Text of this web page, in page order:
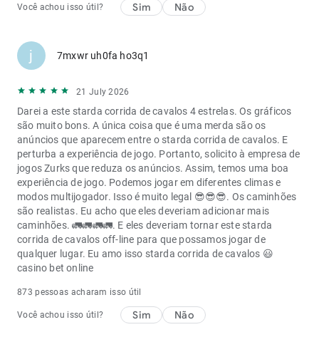
Você achou isso útil? Sim Não
j 7mxwr uh0fa ho3q1
21 July 2026
Darei a este starda corrida de cavalos 4 estrelas. Os gráficos
são muito bons. A única coisa que é uma merda são os
anúncios que aparecem entre o starda corrida de cavalos. E
perturba a experiência de jogo. Portanto, solicito à empresa de
jogos Zurks que reduza os anúncios. Assim, temos uma boa
experiência de jogo. Podemos jogar em diferentes climas e
modos multijogador. Isso é muito legal 😎😎😎. Os caminhões
são realistas. Eu acho que eles deveriam adicionar mais
caminhões. 🚛🚛🚛🚛. E eles deveriam tornar este starda
corrida de cavalos off-line para que possamos jogar de
qualquer lugar. Eu amo isso starda corrida de cavalos 😃
casino bet online
873 pessoas acharam isso útil
Você achou isso útil? Sim Não